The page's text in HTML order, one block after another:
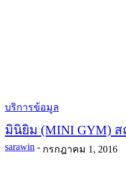
บริการข้อมูล
มินิยิม (MINI GYM)
sarawin - กรกฎาคม 1, 2016